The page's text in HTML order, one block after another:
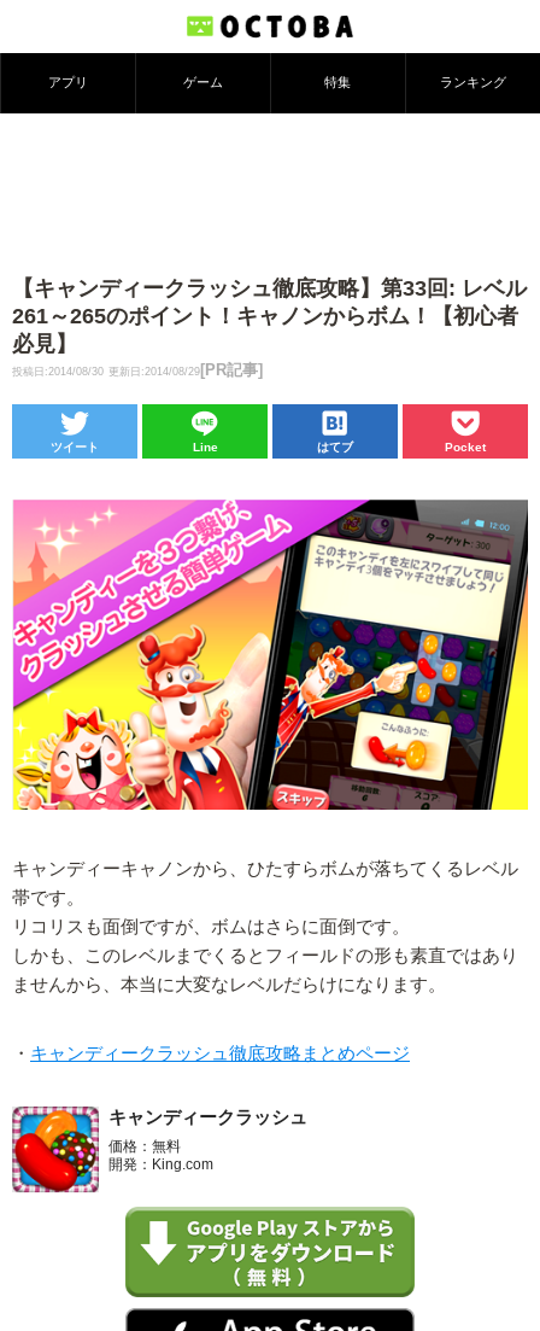
アプリ ゲーム 特集 ランキング
【キャンディークラッシュ徹底攻略】第33回: レベル
261～265のポイント！キャノンからボム！【初心者
必見】
投稿日:2014/08/30 更新日:2014/08/29 [PR記事]
ツイート Line はてブ Pocket
キャンディーキャノンから、ひたすらボムが落ちてくるレベル
帯です。
リコリスも面倒ですが、ボムはさらに面倒です。
しかも、このレベルまでくるとフィールドの形も素直ではあり
ませんから、本当に大変なレベルだらけになります。
・ キャンディークラッシュ徹底攻略まとめページ
キャンディークラッシュ
価格：無料
開発：King.com